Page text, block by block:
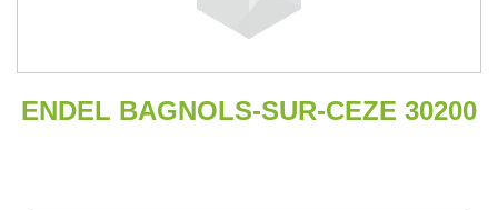
ENDEL BAGNOLS-SUR-CEZE 30200